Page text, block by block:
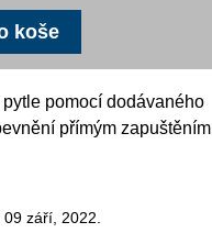
pomocí dodávaného
přímým zapuštěním.
09 září, 2022.